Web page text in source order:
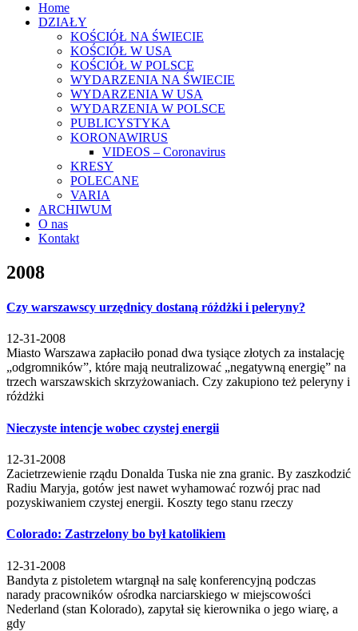
Home
DZIAŁY
KOŚCIÓŁ NA ŚWIECIE
KOŚCIÓŁ W USA
KOŚCIÓŁ W POLSCE
WYDARZENIA NA ŚWIECIE
WYDARZENIA W USA
WYDARZENIA W POLSCE
PUBLICYSTYKA
KORONAWIRUS
VIDEOS – Coronavirus
KRESY
POLECANE
VARIA
ARCHIWUM
O nas
Kontakt
2008
Czy warszawscy urzędnicy dostaną różdżki i peleryny?
12-31-2008
Miasto Warszawa zapłaciło ponad dwa tysiące złotych za instalację
„odgromników”, które mają neutralizować „negatywną energię” na
trzech warszawskich skrzyżowaniach. Czy zakupiono też peleryny i
różdżki
Nieczyste intencje wobec czystej energii
12-31-2008
Zacietrzewienie rządu Donalda Tuska nie zna granic. By zaszkodzić
Radiu Maryja, gotów jest nawet wyhamować rozwój prac nad
pozyskiwaniem czystej energii. Koszty tego stanu rzeczy
Colorado: Zastrzelony bo był katolikiem
12-31-2008
Bandyta z pistoletem wtargnął na salę konferencyjną podczas
narady pracowników ośrodka narciarskiego w miejscowości
Nederland (stan Kolorado), zapytał się kierownika o jego wiarę, a
gdy